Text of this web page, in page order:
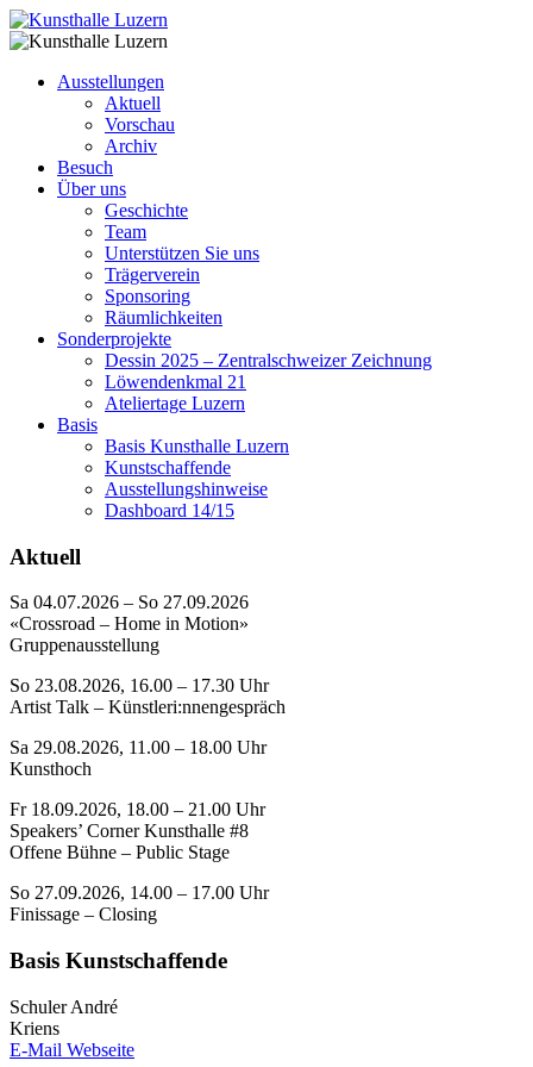
Ausstellungen
Aktuell
Vorschau
Archiv
Besuch
Über uns
Geschichte
Team
Unterstützen Sie uns
Trägerverein
Sponsoring
Räumlichkeiten
Sonderprojekte
Dessin 2025 – Zentralschweizer Zeichnung
Löwendenkmal 21
Ateliertage Luzern
Basis
Basis Kunsthalle Luzern
Kunstschaffende
Ausstellungshinweise
Dashboard 14/15
Aktuell
Sa 04.07.2026 – So 27.09.2026
«Crossroad – Home in Motion»
Gruppenausstellung
So 23.08.2026, 16.00 – 17.30 Uhr
Artist Talk – Künstleri:nnengespräch
Sa 29.08.2026, 11.00 – 18.00 Uhr
Kunsthoch
Fr 18.09.2026, 18.00 – 21.00 Uhr
Speakers’ Corner Kunsthalle #8
Offene Bühne – Public Stage
So 27.09.2026, 14.00 – 17.00 Uhr
Finissage – Closing
Basis Kunstschaffende
Schuler André
Kriens
E-Mail Webseite